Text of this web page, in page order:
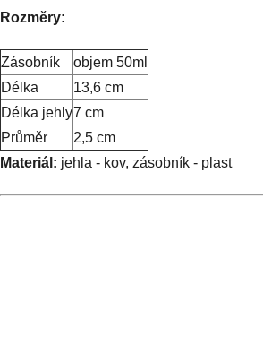
Rozměry:
Zásobník
objem 50ml
Délka
13,6 cm
Délka jehly7 cm
Průměr
2,5 cm
Materiál: jehla - kov, zásobník - plast